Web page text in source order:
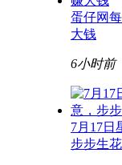
蛋仔网
大钱
6小时前
7月17日
步步生花